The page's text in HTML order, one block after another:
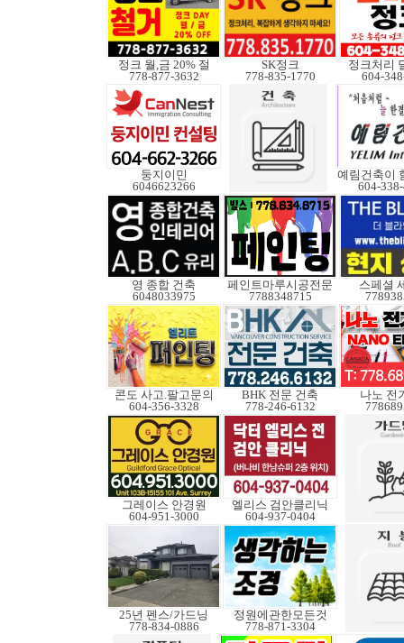
정크 월,금 20% 절
778-877-3632
SK정크
778-835-1770
정크처리
604-
둥지이민
6046623266
604-
영 종합 건축
6048033975
페인트마루시공전문
7788348715
스페셜
콘도 사고.팔고문의
604-356-3328
BHK 전문 건축
778-246-6132
나노 전
그레이스 안경원
604-951-3000
엘리스 검안클리닉
604-937-0404
25년 펜스/가드닝
778-834-0886
정원에관한모든것
778-871-3304